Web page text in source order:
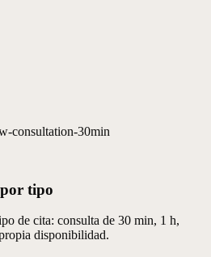
consultation-30min
tipo
de cita: consulta de 30 min, 1 h,
disponibilidad.